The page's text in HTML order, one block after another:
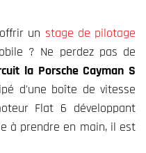
un stage de pilotage
? Ne perdez pas de
la Porsche Cayman S
d'une boîte de vitesse
Flat 6 développant
à prendre en main, il est